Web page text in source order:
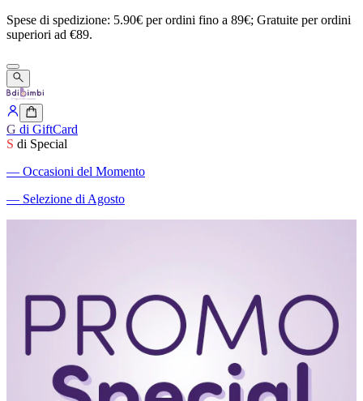
Spese di spedizione: 5.90€ perordini fino a 89€; Gratuite perordini
superiori ad €89.
G di GiftCard
S di Special
― Occasioni del Momento
― Selezione di Agosto